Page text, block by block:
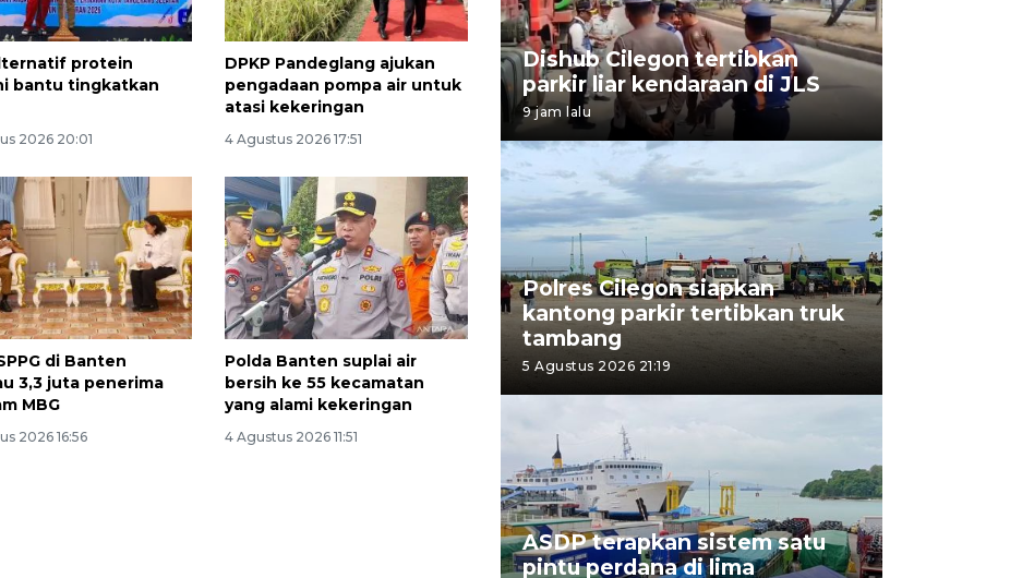
protein
bantu tingkatkan
2026 20:01
DPKP Pandeglang ajukan
pengadaan pompa air untuk
atasi kekeringan
4 Agustus 2026 17:51
di Banten
3,3 juta penerima
MBG
2026 16:56
Polda Banten suplai air
bersih ke 55 kecamatan
yang alami kekeringan
4 Agustus 2026 11:51
Dishub Cilegon tertibkan
parkir liar kendaraan di JLS
9 jam lalu
Polres Cilegon siapkan
kantong parkir tertibkan truk
tambang
5 Agustus 2026 21:19
ASDP terapkan sistem satu
pintu perdana di lima